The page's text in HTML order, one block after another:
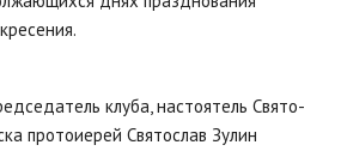
клуба, настоятель Свято-
протоиерей Святослав Зулин